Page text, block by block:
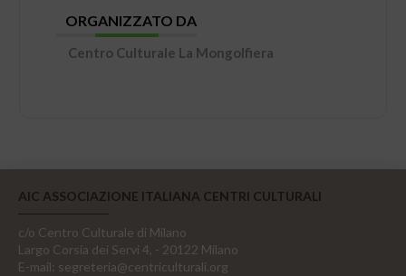
ORGANIZZATO DA
Centro Culturale La Mongolfiera
AIC ASSOCIAZIONE ITALIANA CENTRI CULTURALI
c/o Centro Culturale di Milano
Largo Corsia dei Servi 4, - 20122 Milano
E-mail: segreteria@centriculturali.org